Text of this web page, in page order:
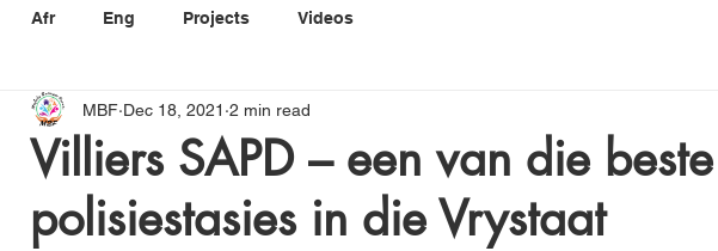
Afr Eng Projects Videos
Villiers SAPD – een van die beste
polisiestasies in die Vrystaat
MBF Dec 18, 2021 2 min read